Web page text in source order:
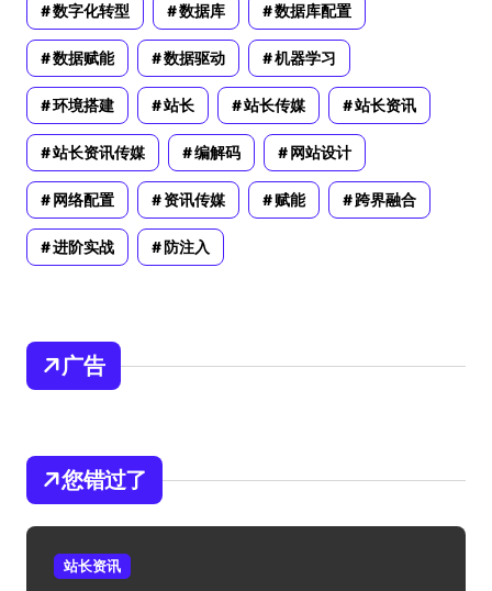
数字化转型 数据库 数据库配置
数据赋能 数据驱动 机器学习
环境搭建 站长 站长传媒 站长资讯
站长资讯传媒 编解码 网站设计
网络配置 资讯传媒 赋能 跨界融合
进阶实战 防注入
广告
您错过了
站长资讯